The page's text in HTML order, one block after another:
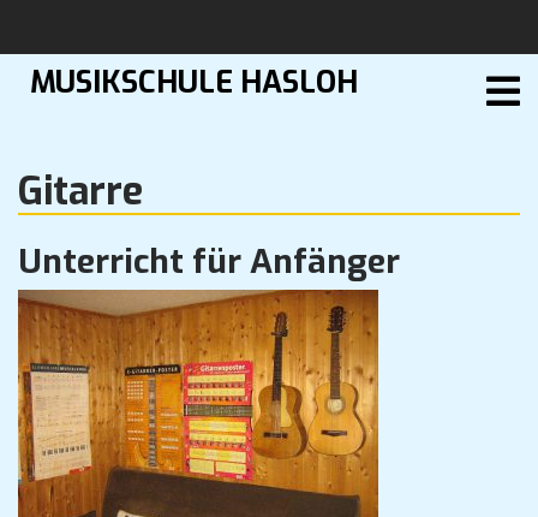
contentMUSIKSCHULE HASLOH
UNTERRICHT
STILRICHTUNGEN
SCHULE
SONSTIGES
Gitarre
Unterricht für Anfänger